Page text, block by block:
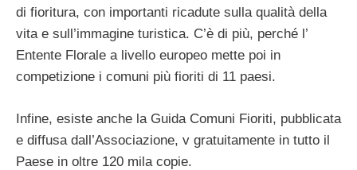
di fioritura, con importanti ricadute sulla qualità della
vita e sull’immagine turistica. C’è di più, perché l’
Entente Florale a livello europeo mette poi in
competizione i comuni più fioriti di 11 paesi.
Infine, esiste anche la Guida Comuni Fioriti, pubblicata
e diffusa dall’Associazione, v gratuitamente in tutto il
Paese in oltre 120 mila copie.